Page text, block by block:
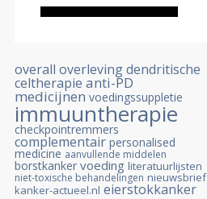
overall overlevingdendritische
celtherapie anti-PD
medicijnen voedingssuppletie
immuuntherapie
checkpointremmers
complementair personalised
medicine aanvullende middelen
borstkanker voeding literatuurlijsten
niet-toxische behandelingen nieuwsbrief
kanker-actueel.nl eierstokkanker